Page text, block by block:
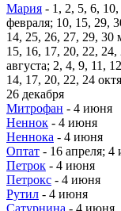
Мария - 1, 2, 5, 6,
февраля; 10, 15, 29,
14, 25, 26, 27, 29, 30
15, 16, 17, 20, 22,
августа; 2, 4, 9, 11,
14, 17, 20, 22, 24
26 декабря
Митрофан - 4 июня
Неннок - 4 июня
Неннока - 4 июня
Оптат - 16 апреля; 4
Петрок - 4 июня
Петрокс - 4 июня
Рутил - 4 июня